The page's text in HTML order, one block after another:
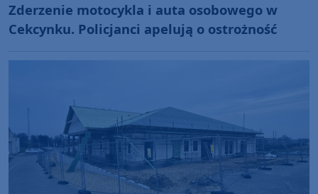
Zderzenie motocykla i auta osobowego w
Cekcynku. Policjanci apelują o ostrożność